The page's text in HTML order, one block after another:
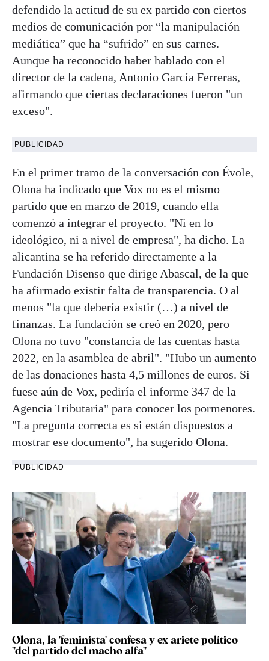
defendido la actitud de su ex partido con ciertos
medios de comunicación por “la manipulación
mediática” que ha “sufrido” en sus carnes.
Aunque ha reconocido haber hablado con el
director de la cadena, Antonio García Ferreras,
afirmando que ciertas declaraciones fueron "un
exceso".
PUBLICIDAD
En el primer tramo de la conversación con Évole,
Olona ha indicado que Vox no es el mismo
partido que en marzo de 2019, cuando ella
comenzó a integrar el proyecto. "Ni en lo
ideológico, ni a nivel de empresa", ha dicho. La
alicantina se ha referido directamente a la
Fundación Disenso que dirige Abascal, de la que
ha afirmado existir falta de transparencia. O al
menos "la que debería existir (…) a nivel de
finanzas. La fundación se creó en 2020, pero
Olona no tuvo "constancia de las cuentas hasta
2022, en la asamblea de abril". "Hubo un aumento
de las donaciones hasta 4,5 millones de euros. Si
fuese aún de Vox, pediría el informe 347 de la
Agencia Tributaria" para conocer los pormenores.
"La pregunta correcta es si están dispuestos a
mostrar ese documento", ha sugerido Olona.
PUBLICIDAD
Olona, la 'feminista' confesa y ex ariete político
"del partido del macho alfa"